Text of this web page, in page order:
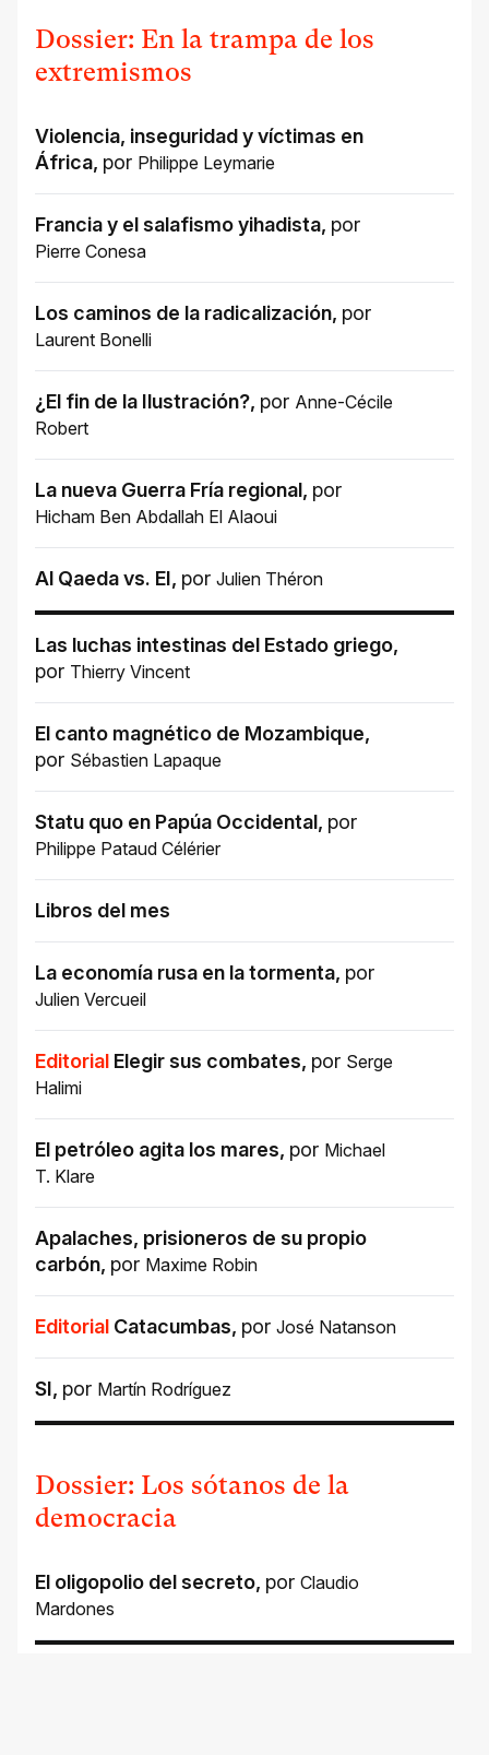
Dossier: En la trampa de los
extremismos
Violencia, inseguridad y víctimas en
África, por Philippe Leymarie
Francia y el salafismo yihadista, por
Pierre Conesa
Los caminos de la radicalización, por
Laurent Bonelli
¿El fin de la Ilustración?, por Anne-Cécile
Robert
La nueva Guerra Fría regional, por
Hicham Ben Abdallah El Alaoui
Al Qaeda vs. EI, por Julien Théron
Las luchas intestinas del Estado griego,
por Thierry Vincent
El canto magnético de Mozambique,
por Sébastien Lapaque
Statu quo en Papúa Occidental, por
Philippe Pataud Célérier
Libros del mes
La economía rusa en la tormenta, por
Julien Vercueil
Editorial Elegir sus combates, por Serge
Halimi
El petróleo agita los mares, por Michael
T. Klare
Apalaches, prisioneros de su propio
carbón, por Maxime Robin
Editorial Catacumbas, por José Natanson
SI, por Martín Rodríguez
Dossier: Los sótanos de la
democracia
El oligopolio del secreto, por Claudio
Mardones